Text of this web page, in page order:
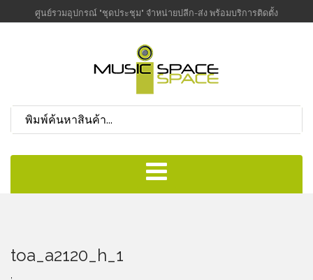
ศูนย์รวมอุปกรณ์ "ชุดประชุม" จำหน่ายปลีก-ส่ง พร้อมบริการติดตั้ง
toa_a2120_h_1